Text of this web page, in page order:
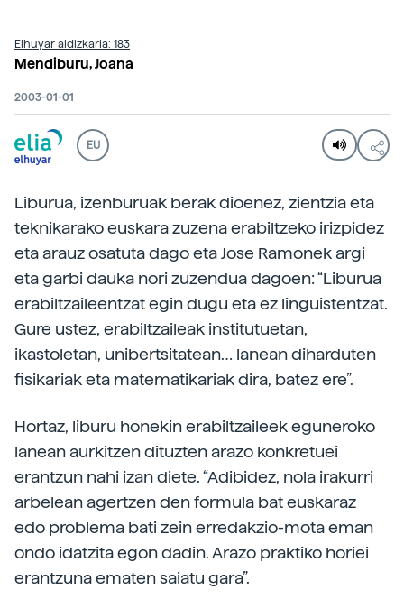
Elhuyar aldizkaria: 183
Mendiburu, Joana
2003-01-01
EU
Liburua, izenburuak berak dioenez, zientzia eta
teknikarako euskara zuzena erabiltzeko irizpidez
eta arauz osatuta dago eta Jose Ramonek argi
eta garbi dauka nori zuzendua dagoen: “Liburua
erabiltzaileentzat egin dugu eta ez linguistentzat.
Gure ustez, erabiltzaileak institutuetan,
ikastoletan, unibertsitatean… lanean diharduten
fisikariak eta matematikariak dira, batez ere”.
Hortaz, liburu honekin erabiltzaileek eguneroko
lanean aurkitzen dituzten arazo konkretuei
erantzun nahi izan diete. “Adibidez, nola irakurri
arbelean agertzen den formula bat euskaraz
edo problema bati zein erredakzio-mota eman
ondo idatzita egon dadin. Arazo praktiko horiei
erantzuna ematen saiatu gara”.